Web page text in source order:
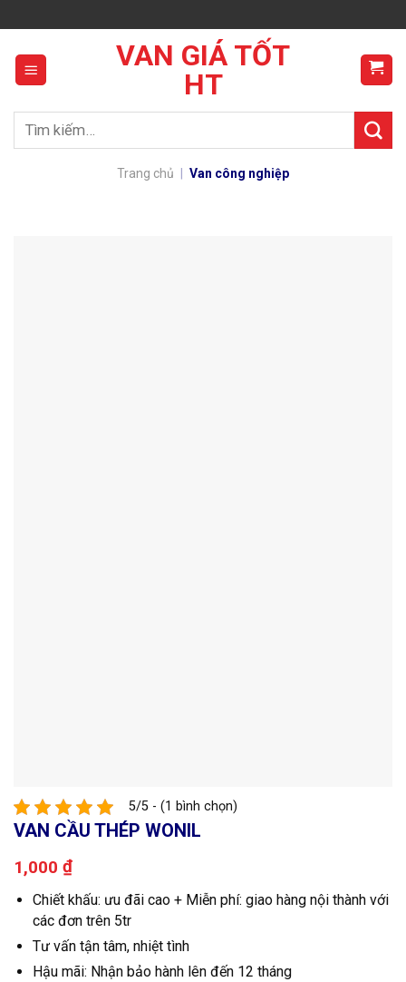
to
content
VAN GIÁ TỐT
HT
Tìm
Trang chủ Van công nghiệp
5/5 - (1 bình chọn)
VAN CẦU THÉP WONIL
1,000 ₫
Chiết khấu: ưu đãi cao + Miễn phí: giao hàng nội thành với
các đơn trên 5tr
Tư vấn tận tâm, nhiệt tình
Hậu mãi: Nhận bảo hành lên đến 12 tháng